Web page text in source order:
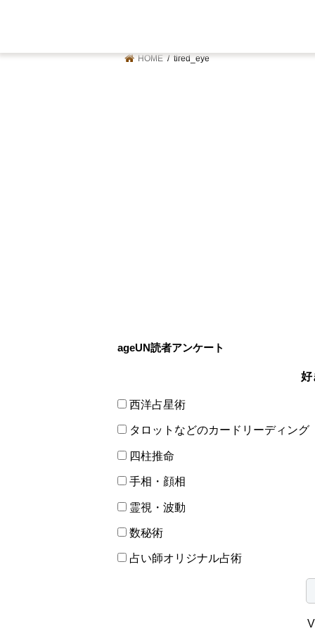
HOME tired_eye
ageUN読者アンケート
好
西洋占星術
タロットなどのカードリーディング
四柱推命
手相・顔相
霊視・波動
数秘術
占い師オリジナル占術